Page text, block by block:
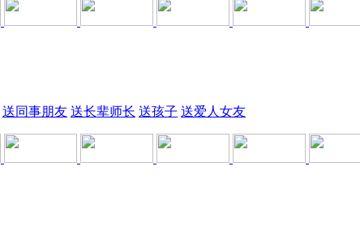
送同事朋友 送长辈师长 送孩子 送爱人女友